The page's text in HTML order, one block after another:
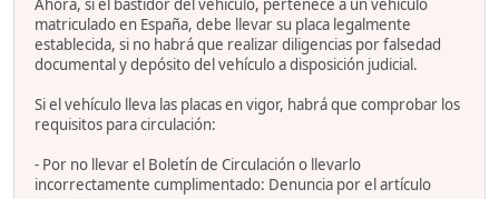
Ahora, si el bastidor del vehículo, pertenece a un vehículo
matriculado en España, debe llevar su placa legalmente
establecida, si no habrá que realizar diligencias por falsedad
documental y depósito del vehículo a disposición judicial.
Si el vehículo lleva las placas en vigor, habrá que comprobar los
requisitos para circulación:
- Por no llevar el Boletín de Circulación o llevarlo
incorrectamente cumplimentado: Denuncia por el artículo